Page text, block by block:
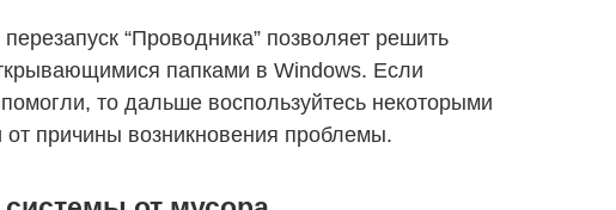
“Проводника” позволяет решить
папками в Windows. Если
то дальше воспользуйтесь некоторыми
от причины возникновения проблемы.